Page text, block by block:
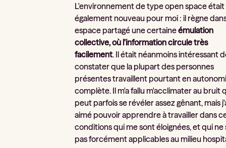
L'environnement de type open space était
également nouveau pour moi : il règne
espace partagé une certaineémulation
collective, où l'information circule très
facilement. Il était néanmoins intéressant
constater que la plupart des personnes
présentes travaillent pourtant en
complète. Il m'a fallu m'acclimater au bruit
peut parfois se révéler assez gênant, mais
aimé pouvoir apprendre à travailler dans
conditions qui me sont éloignées, et qui ne
pas forcément applicables au milieu